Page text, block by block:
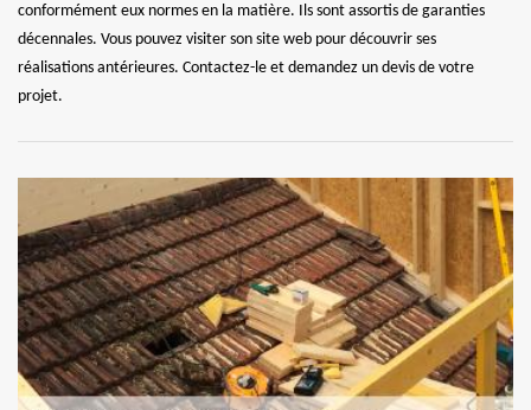
conformément eux normes en la matière. Ils sont assortis de garanties
décennales. Vous pouvez visiter son site web pour découvrir ses
réalisations antérieures. Contactez-le et demandez un devis de votre
projet.